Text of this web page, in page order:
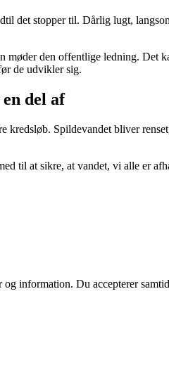
det stopper til. Dårlig lugt,
den offentlige ledning. Det
de udvikler sig.
del af
kredsløb. Spildevandet bliver
til at sikre, at vandet, vi alle er
information. Du accepterer